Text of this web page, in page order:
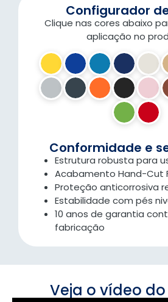
Configurador
Clique nas cores abaixo
aplicação no
Conformidade e
Estrutura robusta para
Acabamento Hand-Cut
Proteção anticorrosiva
Estabilidade com pés
10 anos de garantia
fabricação
Veja o vídeo do